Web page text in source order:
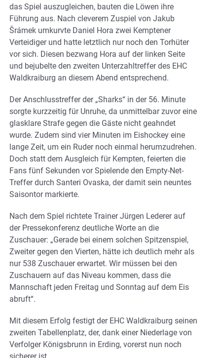
das Spiel auszugleichen, bauten die Löwen ihre
Führung aus. Nach cleverem Zuspiel von Jakub
Šrámek umkurvte Daniel Hora zwei Kemptener
Verteidiger und hatte letztlich nur noch den Torhüter
vor sich. Diesen bezwang Hora auf der linken Seite
und bejubelte den zweiten Unterzahltreffer des EHC
Waldkraiburg an diesem Abend entsprechend.
Der Anschlusstreffer der „Sharks“ in der 56. Minute
sorgte kurzzeitig für Unruhe, da unmittelbar zuvor eine
glasklare Strafe gegen die Gäste nicht geahndet
wurde. Zudem sind vier Minuten im Eishockey eine
lange Zeit, um ein Ruder noch einmal herumzudrehen.
Doch statt dem Ausgleich für Kempten, feierten die
Fans fünf Sekunden vor Spielende den Empty-Net-
Treffer durch Santeri Ovaska, der damit sein neuntes
Saisontor markierte.
Nach dem Spiel richtete Trainer Jürgen Lederer auf
der Pressekonferenz deutliche Worte an die
Zuschauer: „Gerade bei einem solchen Spitzenspiel,
Zweiter gegen den Vierten, hätte ich deutlich mehr als
nur 538 Zuschauer erwartet. Wir müssen bei den
Zuschauern auf das Niveau kommen, dass die
Mannschaft jeden Freitag und Sonntag auf dem Eis
abruft“.
Mit diesem Erfolg festigt der EHC Waldkraiburg seinen
zweiten Tabellenplatz, der, dank einer Niederlage von
Verfolger Königsbrunn in Erding, vorerst nun noch